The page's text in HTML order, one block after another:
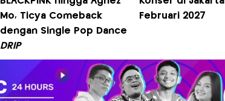
Mo, Ticya Comeback
dengan Single Pop Dance
DRIP
Februari 2027